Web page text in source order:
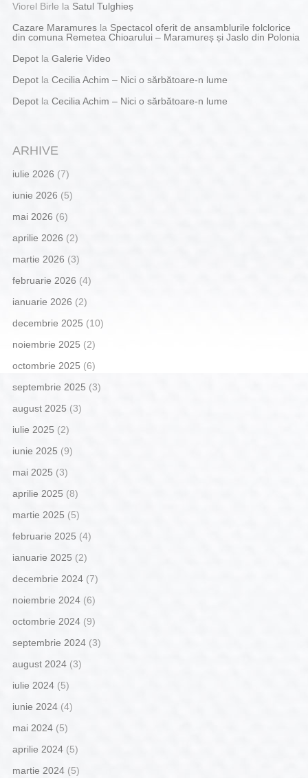
Viorel Birle la Satul Tulghieș
Cazare Maramuresla Spectacol oferit de ansamblurile folclorice
din comuna Remetea Chioarului – Maramureș și Jaslo din Polonia
Depotla Galerie Video
Depotla Cecilia Achim – Nici o sărbătoare-n lume
Depotla Cecilia Achim – Nici o sărbătoare-n lume
ARHIVE
iulie 2026 (7)
iunie 2026 (5)
mai 2026 (6)
aprilie 2026 (2)
martie 2026 (3)
februarie 2026 (4)
ianuarie 2026 (2)
decembrie 2025 (10)
noiembrie 2025 (2)
octombrie 2025 (6)
septembrie 2025 (3)
august 2025 (3)
iulie 2025 (2)
iunie 2025 (9)
mai 2025 (3)
aprilie 2025 (8)
martie 2025 (5)
februarie 2025 (4)
ianuarie 2025 (2)
decembrie 2024(7)
noiembrie 2024(6)
octombrie 2024(9)
septembrie 2024(3)
august 2024(3)
iulie 2024(5)
iunie 2024(4)
mai 2024(5)
aprilie 2024(5)
martie 2024(5)